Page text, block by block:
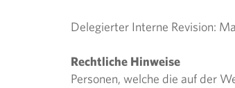
Delegierter Interne Revision:
Rechtliche Hinweise
Personen, welche die auf der